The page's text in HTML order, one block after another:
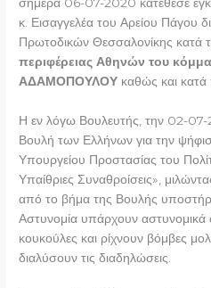
κ. Εισαγγελέα του Αρείου Πάγου
Πρωτοδικών Θεσσαλονίκης κατά
περιφέρειας Αθηνών του
ΑΔΑΜΟΠΟΥΛΟΥ καθώς και
Η εν λόγω Βουλευτής, την 02-
Βουλή των Ελλήνων για την
Υπουργείου Προστασίας του
Υπαίθριες Συναθροίσεις»,
από το βήμα της Βουλής
Αστυνομία υπάρχουν
κουκούλες και ρίχνουν βόμβες
διαλύσουν τις διαδηλώσεις.